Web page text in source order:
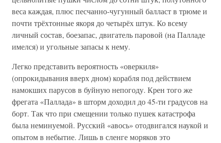
веса каждая, плюс песчанно-чугунный балласт в трюме и
почти трёхтонные якоря до четырёх штук. Ко всему
личный состав, боезапас, двигатель паровой (на Палладе
имелся) и угольные запасы к нему.
Легко представить вероятность «оверкиля»
(опрокидывания вверх дном) корабля под действием
намокших парусов в буйную непогоду. Крен того же
фрегата «Паллада» в шторм доходил до 45-ти градусов на
борт. Так что при смещении только пушек катастрофа
была неминуемой. Русский «авось» отодвигался наукой и
опытом в небытие. Лишь в сленге моряков это